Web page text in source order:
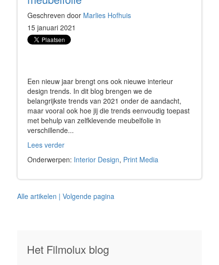
Geschreven door Marlies Hofhuis
15 januari 2021
Een nieuw jaar brengt ons ook nieuwe interieur
design trends. In dit blog brengen we de
belangrijkste trends van 2021 onder de aandacht,
maar vooral ook hoe jij die trends eenvoudig toepast
met behulp van zelfklevende meubelfolie in
verschillende...
Lees verder
Onderwerpen: Interior Design, Print Media
Alle artikelen | Volgende pagina
Het Filmolux blog